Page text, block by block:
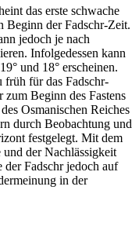
das erste schwache
Beginn der Fadschr-Zeit.
jedoch je nach
Infolgedessen kann
und 18° erscheinen.
früh für das Fadschr-
zum Beginn des Fastens
Osmanischen Reiches
durch Beobachtung und
festgelegt. Mit dem
der Nachlässigkeit
Fadschr jedoch auf
in der